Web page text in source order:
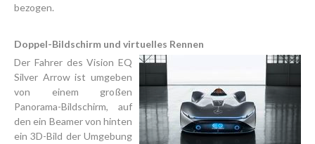
bezogen.
Doppel-Bildschirm und virtuelles Rennen
Der Fahrer des Vision EQ
Silver Arrow ist umgeben
von einem großen
Panorama-Bildschirm, auf
den ein Beamer von hinten
ein 3D-Bild der Umgebung